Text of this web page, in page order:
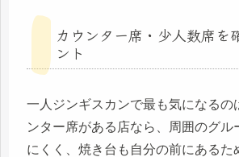
カウンター席・少人数席を
ント
一人ジンギスカンで最も気になるの
ンター席がある店なら、周囲のグル
にくく、焼き台も自分の前にあるた